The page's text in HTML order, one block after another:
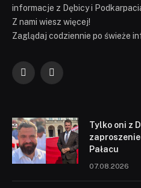
informacje z Dębicy i
Z nami wiesz więcej!
Zaglądaj codziennie po świeże
FacebookYouTube
Tylko oni z
Pałacu
07.08.2026